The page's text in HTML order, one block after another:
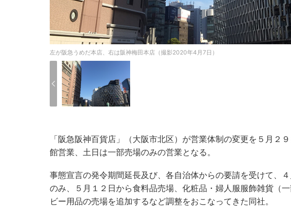
左が阪急うめだ本店、右は阪神梅田本店（撮影2020年4月7日）
「阪急阪神百貨店」（大阪市北区）が営業体制の変更を５月２
館営業、土日は一部売場のみの営業となる。
事態宣言の発令期間延長及び、各自治体からの要請を受けて、
のみ、５月１２日から食料品売場、化粧品・婦人服服飾雑貨（
ビー用品の売場を追加するなど調整をおこなってきた同社。